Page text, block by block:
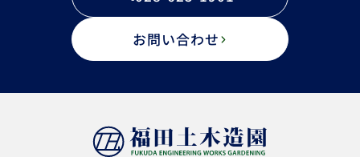
お問い合わせ